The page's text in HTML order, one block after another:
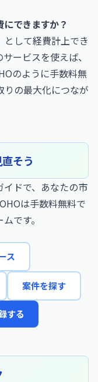
できますか？
して経費計上でき
ービスを使えば、
のように手数料無
の最大化につなが
そう
ドで、あなたの市
は手数料無料で
です。
ス
案件を探す
する